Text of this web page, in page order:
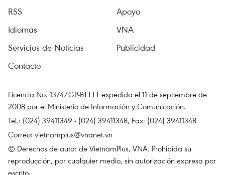
RSS
Apoyo
Idiomas
VNA
Servicios de Noticias
Publicidad
Contacto
Licencia No. 1374/GP-BTTTT expedida el 11 de septiembre de
2008 por el Ministerio de Información y Comunicación.
Tel.: (024) 39411349 - (024) 39411348, Fax: (024) 39411348
Correo: vietnamplus@vnanet.vn
© Derechos de autor de VietnamPlus, VNA. Prohibida su
reproducción, por cualquier medio, sin autorización expresa por
escrito.